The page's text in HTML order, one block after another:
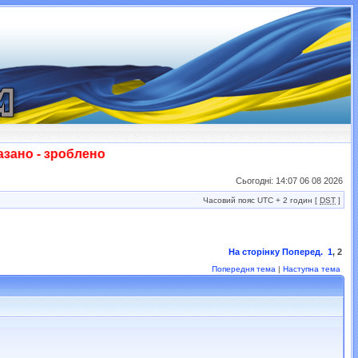
зроблено! Слава ЗСУ!!!
Сьогодні: 14:07 06 08 2026
Часовий пояс UTC + 2 годин [ DST ]
На сторінку Поперед. 1, 2
Попередня тема | Наступна тема